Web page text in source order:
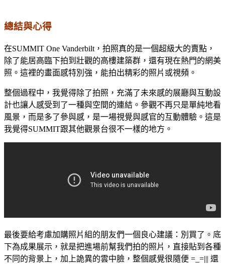
總結與心得
在SUMMIT One Vanderbilt，拍照真的是一個超級大的賣點，
除了能居高臨下拍到壯觀的高樓建築群，還有現在熱門的網美
照。這裡的畫面感特別強，能拍出精彩的照片或視頻。
整個過程中，我覺得除了拍照，充滿了未來感的展廳與互動設
計也讓人感受到了一種與空間的連結。參觀不再只是單純地看
風景，而是多了參與感，是一場視覺與感官的互動體驗。這是
我覺得SUMMIT跟其他觀景台很不一樣的地方。
最後要給考慮加購照片組的朋友們一個良心建議：別買了。底
下為成果展示，就是把進場前幫我們拍的照片，直接貼到各種
不同的背景上，加上詭異的雲中臉，整個感覺很隨便 =_=||| 還